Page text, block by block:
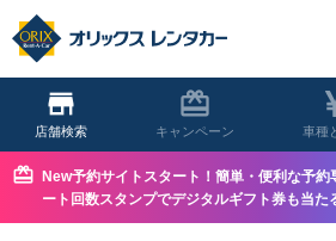
店舗 キャンペーン 車種
New予約サイトスタート！簡単・便利な予
ート回数スタンプでデジタルギフト券も当た